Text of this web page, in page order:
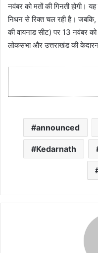
नवंबर को मतों की गिनती होगी।
निधन से रिक्त चल रही है।
की वायनाड सीट) पर 13 नवंबर को
लोकसभा और उत्तराखंड की
announced
Kedarnath